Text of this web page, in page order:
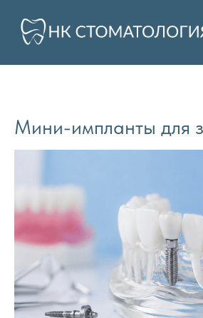
Мини-импланты для